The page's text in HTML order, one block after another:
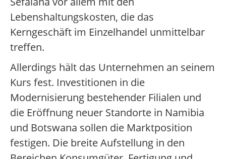
Lebenshaltungskosten, die das
Kerngeschäft im Einzelhandel unmittelbar
treffen.
Allerdings hält das Unternehmen an seinem
Kurs fest. Investitionen in die
Modernisierung bestehender Filialen und
die Eröffnung neuer Standorte in Namibia
und Botswana sollen die Marktposition
festigen. Die breite Aufstellung in den